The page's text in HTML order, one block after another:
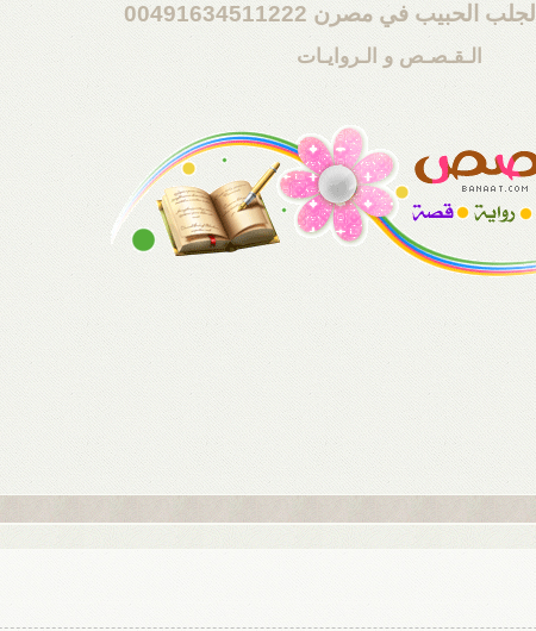
الحبيب في مصرن 00491634511222
الـقـصـص و الـروايـات